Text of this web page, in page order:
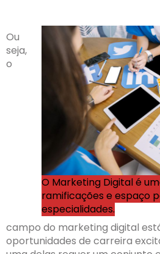
O Marketing Digital é
ramificações e espaço
especialidades.
Ou
seja,
o
campo do marketing digital
oportunidades de carreira